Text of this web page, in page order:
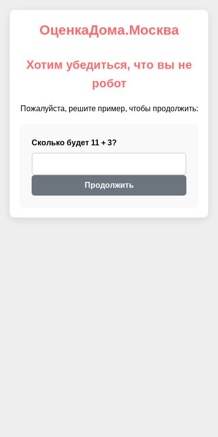
ОценкаДома.Москва
Хотим убедиться, что вы не
робот
Пожалуйста, решите пример, чтобы продолжить:
Сколько будет 11 + 3?
Продолжить